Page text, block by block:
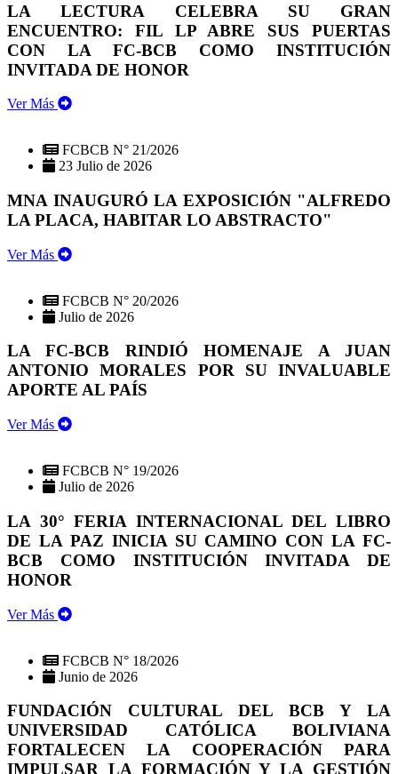
LA LECTURA CELEBRA SU GRAN
ENCUENTRO: FIL LP ABRE SUS PUERTAS
CON LA FC-BCB COMO INSTITUCIÓN
INVITADA DE HONOR
Ver Más
FCBCB N° 21/2026
23 Julio de 2026
MNA INAUGURÓ LA EXPOSICIÓN "ALFREDO
LA PLACA, HABITAR LO ABSTRACTO"
Ver Más
FCBCB N° 20/2026
Julio de 2026
LA FC-BCB RINDIÓ HOMENAJE A JUAN
ANTONIO MORALES POR SU INVALUABLE
APORTE AL PAÍS
Ver Más
FCBCB N° 19/2026
Julio de 2026
LA 30° FERIA INTERNACIONAL DEL LIBRO
DE LA PAZ INICIA SU CAMINO CON LA FC-
BCB COMO INSTITUCIÓN INVITADA DE
HONOR
Ver Más
FCBCB N° 18/2026
Junio de 2026
FUNDACIÓN CULTURAL DEL BCB Y LA
UNIVERSIDAD CATÓLICA BOLIVIANA
FORTALECEN LA COOPERACIÓN PARA
IMPULSAR LA FORMACIÓN Y LA GESTIÓN